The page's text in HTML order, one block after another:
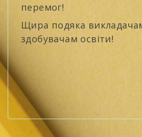
перемог!
Щира подяка
здобувачам освіти!